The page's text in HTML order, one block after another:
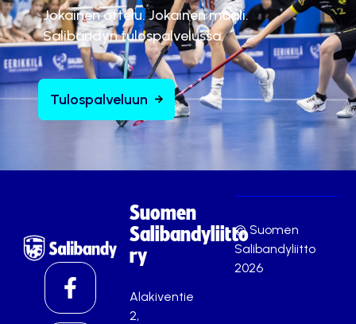
Jokainen ottelu. Jokainen maali.
Salibandyn tulospalvelussa.
Tulospalveluun
Suomen
Salibandyliitto
ry
Alakiventie
2,
© Suomen
Salibandyliitto
2026